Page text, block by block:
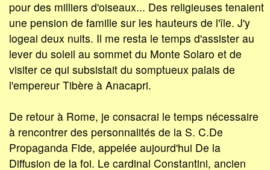
pour des milliers d'oiseaux... Des religieuses tenaient
une pension de famille sur les hauteurs de l'île. J'y
logeai deux nuits. Il me resta le temps d'assister au
lever du soleil au sommet du Monte Solaro et de
visiter ce qui subsistait du somptueux palais de
l'empereur Tibère à Anacapri.
De retour à Rome, je consacrai le temps nécessaire
à rencontrer des personnalités de la S. C.De
Propaganda Fide, appelée aujourd'hui De la
Diffusion de la foi. Le cardinal Constantini, ancien